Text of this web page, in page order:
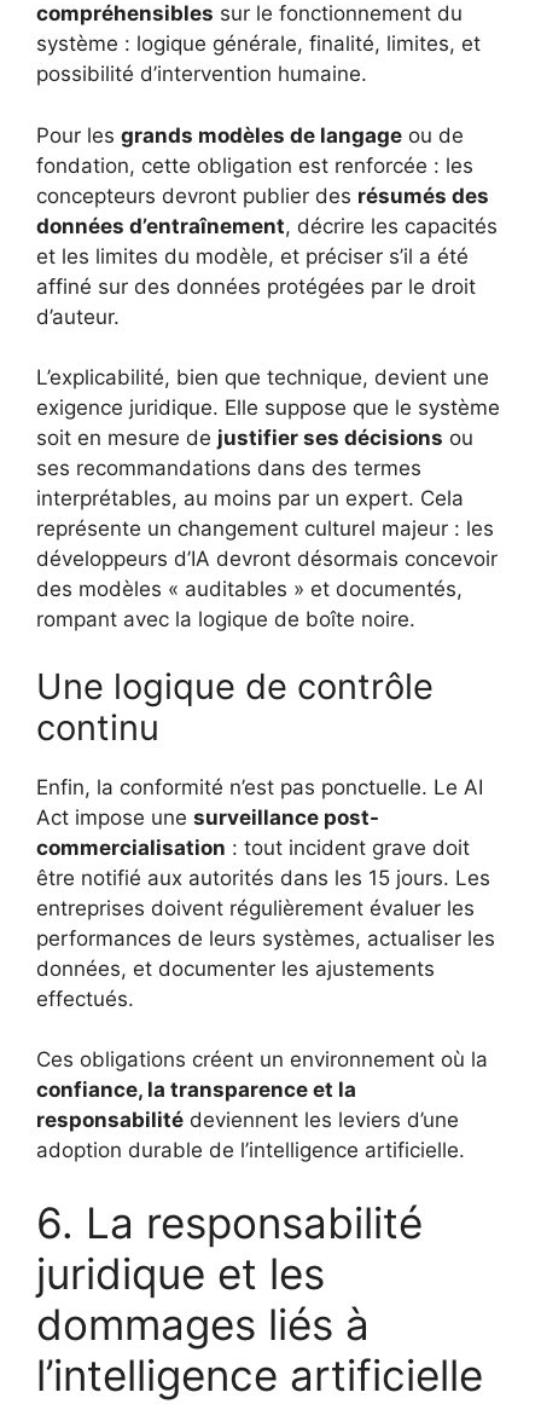
compréhensibles sur le fonctionnement du
système : logique générale, finalité, limites, et
possibilité d’intervention humaine.
Pour les grands modèles de langage ou de
fondation, cette obligation est renforcée : les
concepteurs devront publier des résumés des
données d’entraînement, décrire les capacités
et les limites du modèle, et préciser s’il a été
affiné sur des données protégées par le droit
d’auteur.
L’explicabilité, bien que technique, devient une
exigence juridique. Elle suppose que le système
soit en mesure de justifier ses décisions ou
ses recommandations dans des termes
interprétables, au moins par un expert. Cela
représente un changement culturel majeur : les
développeurs d’IA devront désormais concevoir
des modèles « auditables » et documentés,
rompant avec la logique de boîte noire.
Une logique de contrôle
continu
Enfin, la conformité n’est pas ponctuelle. Le AI
Act impose une surveillance post-
commercialisation : tout incident grave doit
être notifié aux autorités dans les 15 jours. Les
entreprises doivent régulièrement évaluer les
performances de leurs systèmes, actualiser les
données, et documenter les ajustements
effectués.
Ces obligations créent un environnement où la
confiance, la transparence et la
responsabilité deviennent les leviers d’une
adoption durable de l’intelligence artificielle.
6. La responsabilité
juridique et les
dommages liés à
l’intelligence artificielle